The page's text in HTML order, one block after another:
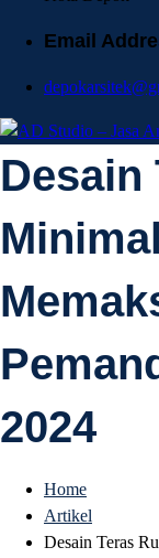
Email
AD
AD Studio – Jasa
Desain
2024
Home
Artikel
Desain Teras